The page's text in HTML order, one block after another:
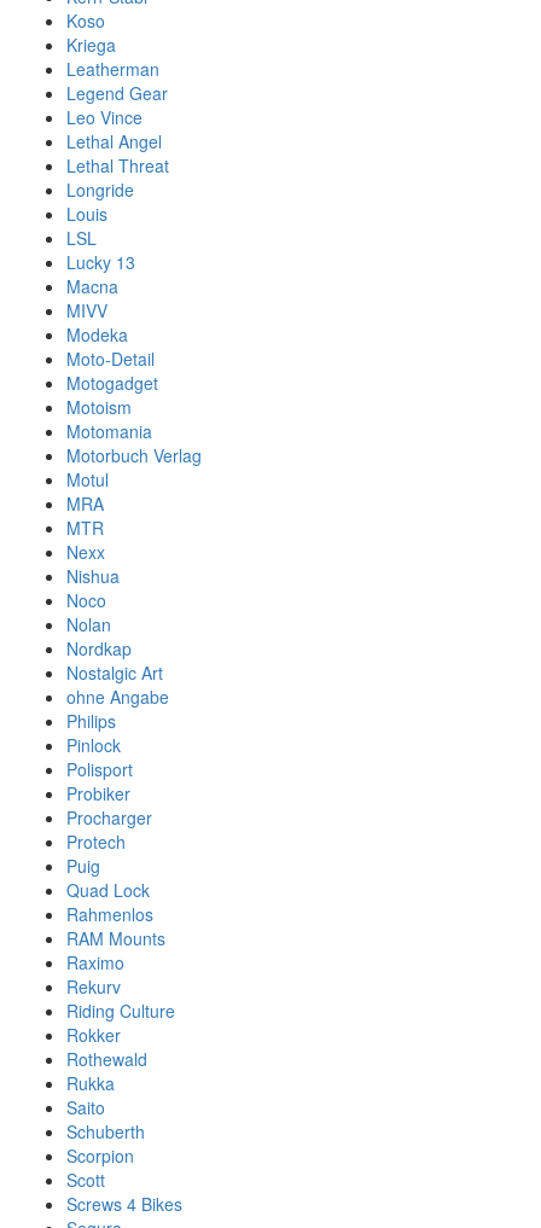
Koso
Kriega
Leatherman
Legend Gear
Leo Vince
Lethal Angel
Lethal Threat
Longride
Louis
LSL
Lucky 13
Macna
MIVV
Modeka
Moto-Detail
Motogadget
Motoism
Motomania
Motorbuch Verlag
Motul
MRA
MTR
Nexx
Nishua
Noco
Nolan
Nordkap
Nostalgic Art
ohne Angabe
Philips
Pinlock
Polisport
Probiker
Procharger
Protech
Puig
Quad Lock
Rahmenlos
RAM Mounts
Raximo
Rekurv
Riding Culture
Rokker
Rothewald
Rukka
Saito
Schuberth
Scorpion
Scott
Screws 4 Bikes